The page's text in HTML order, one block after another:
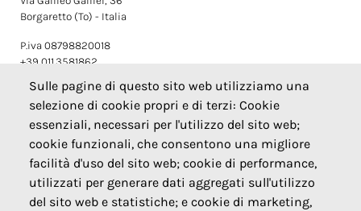
Sulle pagine di questo sito web utilizziamo una
selezione di cookie propri e di terzi: Cookie
essenziali, necessari per l'utilizzo del sito web;
cookie funzionali, che consentono una migliore
facilità d'uso del sito web; cookie di performance,
utilizzati per generare dati aggregati sull'utilizzo
del sito web e statistiche; e cookie di marketing,
Borgaretto (To) - Italia
P.iva 08798820018
+39 011.3581862
NEGOZIO
Corso Alcide De Gasperi, 20
Torino - Italia